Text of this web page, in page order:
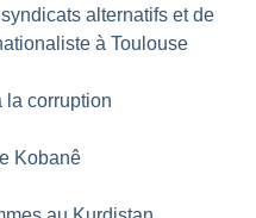
alternatifs et de
à Toulouse
la corruption
Kobanê